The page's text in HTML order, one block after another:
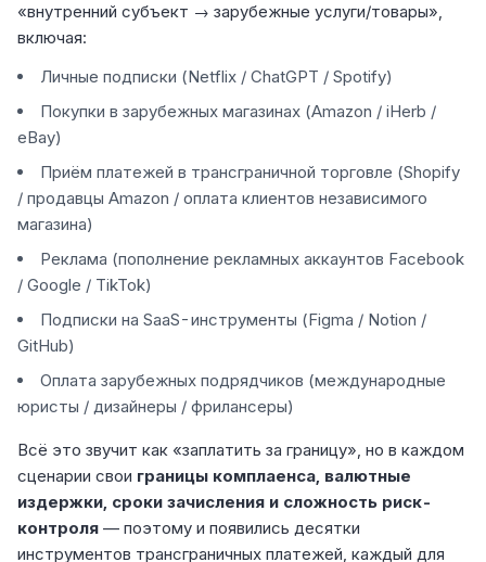
«внутренний субъект → зарубежные услуги/товары»,
включая:
Личные подписки (Netflix / ChatGPT / Spotify)
Покупки в зарубежных магазинах (Amazon / iHerb /
eBay)
Приём платежей в трансграничной торговле (Shopify
/ продавцы Amazon / оплата клиентов независимого
магазина)
Реклама (пополнение рекламных аккаунтов Facebook
/ Google / TikTok)
Подписки на SaaS-инструменты (Figma / Notion /
GitHub)
Оплата зарубежных подрядчиков (международные
юристы / дизайнеры / фрилансеры)
Всё это звучит как «заплатить за границу», но в каждом
сценарии свои границы комплаенса, валютные
издержки, сроки зачисления и сложность риск-
контроля — поэтому и появились десятки
инструментов трансграничных платежей, каждый для